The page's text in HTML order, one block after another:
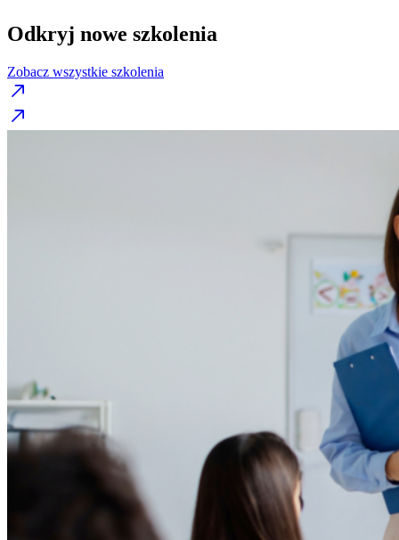
Odkryj nowe szkolenia
Zobacz wszystkie szkolenia